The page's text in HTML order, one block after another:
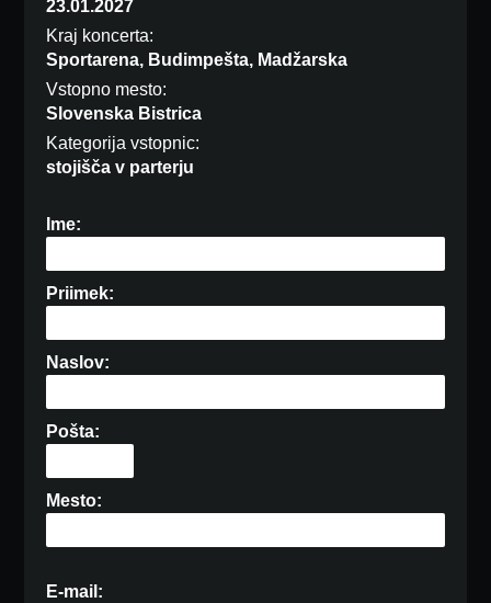
23.01.2027
Kraj koncerta:
Sportarena, Budimpešta, Madžarska
Vstopno mesto:
Slovenska Bistrica
Kategorija vstopnic:
stojišča v parterju
Ime:
Priimek:
Naslov:
Pošta:
Mesto:
E-mail: